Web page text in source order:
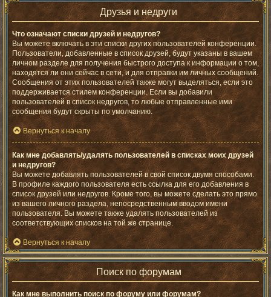
Друзья и недруги
Что означают списки друзей и недругов?
Вы можете включать в эти списки других пользователей конференции.
Пользователи, добавленные в список друзей, будут указаны в вашем
личном разделе для получения быстрого доступа к информации о том,
находятся ли они сейчас в сети, и для отправки им личных сообщений.
Сообщения от этих пользователей также могут выделяться, если это
поддерживается стилем конференции. Если вы добавили
пользователей в список недругов, то любые отправленные ими
сообщения будут скрыты по умолчанию.
Вернуться к началу
Как мне добавлять/удалять пользователей в списках моих друзей
и недругов?
Вы можете добавлять пользователей в свой список двумя способами.
В профиле каждого пользователя есть ссылка для его добавления в
список друзей или недругов. Кроме того, вы можете сделать это прямо
из вашего личного раздела, непосредственным вводом имени
пользователя. Вы можете также удалять пользователей из
соответствующих списков на той же странице.
Вернуться к началу
Поиск по форумам
Как мне выполнить поиск по форуму или форумам?